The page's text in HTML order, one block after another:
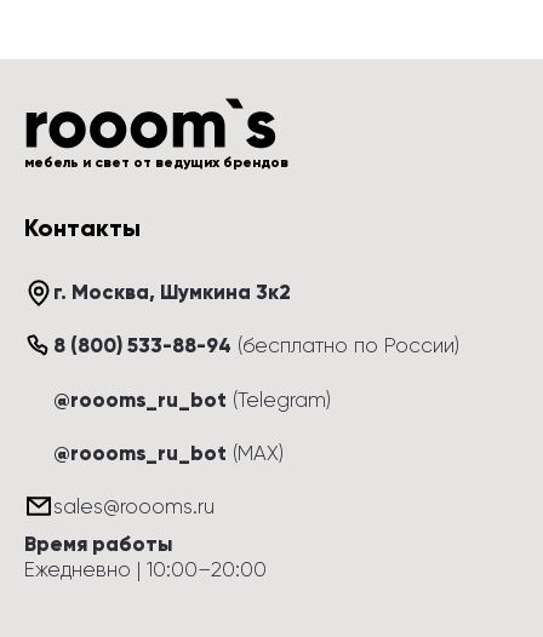
мебель и свет от ведущих брендов
Контакты
г. Москва, Шумкина 3к2
8 (800) 533-88-94 (бесплатно по России)
@roooms_ru_bot (Telegram)
@roooms_ru_bot (MAX)
sales@roooms.ru
Время работы
Ежедневно | 10:00–20:00